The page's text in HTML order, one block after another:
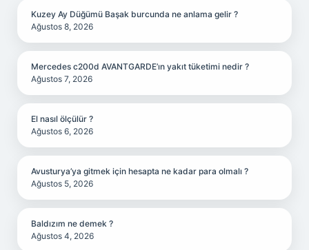
Kuzey Ay Düğümü Başak burcunda ne anlama gelir ?
Ağustos 8, 2026
Mercedes c200d AVANTGARDE’ın yakıt tüketimi nedir ?
Ağustos 7, 2026
El nasıl ölçülür ?
Ağustos 6, 2026
Avusturya’ya gitmek için hesapta ne kadar para olmalı ?
Ağustos 5, 2026
Baldızım ne demek ?
Ağustos 4, 2026